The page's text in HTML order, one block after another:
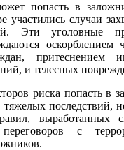
попасть в
участились случаи
Эти уголовные
оскорблением
и телесных
риска попасть в
последствий,
выработанных
с